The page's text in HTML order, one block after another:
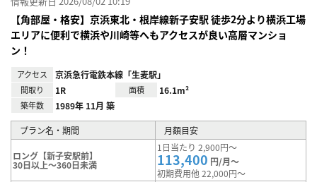
【角部屋・格安】京浜東北・根岸線新子安駅 徒歩2分より横浜工場
エリアに便利で横浜や川崎等へもアクセスが良い高層マンショ
ン！
アクセス 京浜急行電鉄本線「生麦駅」
間取り 1R 面積 16.1m²
築年数 1989年 11月 築
プラン名・期間 月額目安
ロング【新子安駅前】
30日以上～360日未満
1日当たり 2,900円～
113,400 円/月～
初期費用他 22,000円～